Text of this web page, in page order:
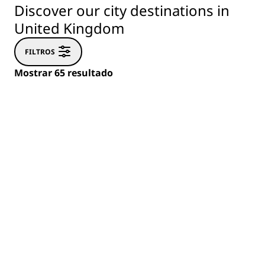
Discover our city destinations in
United Kingdom
FILTROS
Mostrar 65 resultado